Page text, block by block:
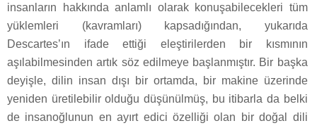
insanların hakkında anlamlı olarak konuşabilecekleri tüm
yüklemleri (kavramları) kapsadığından, yukarıda
Descartes’ın ifade ettiği eleştirilerden bir kısmının
aşılabilmesinden artık söz edilmeye başlanmıştır. Bir başka
deyişle, dilin insan dışı bir ortamda, bir makine üzerinde
yeniden üretilebilir olduğu düşünülmüş, bu itibarla da belki
de insanoğlunun en ayırt edici özelliği olan bir doğal dili